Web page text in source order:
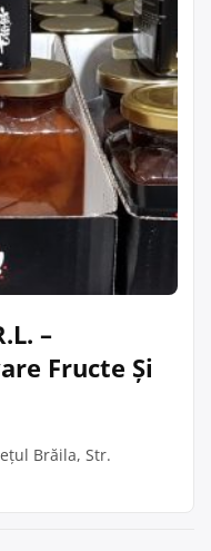
–
Fructe Și
Brăila, Str.